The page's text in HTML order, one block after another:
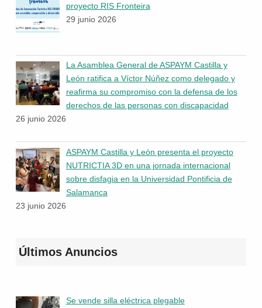
proyecto RIS Fronteira
29 junio 2026
La Asamblea General de ASPAYM Castilla y
León ratifica a Víctor Núñez como delegado y
reafirma su compromiso con la defensa de los
derechos de las personas con discapacidad
26 junio 2026
ASPAYM Castilla y León presenta el proyecto
NUTRICTIA 3D en una jornada internacional
sobre disfagia en la Universidad Pontificia de
Salamanca
23 junio 2026
Últimos Anuncios
Se vende silla eléctrica plegable